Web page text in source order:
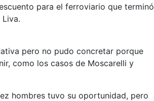
para el ferroviario que terminó
pero no pudo concretar porque
como los casos de Moscarelli y
hombres tuvo su oportunidad, pero